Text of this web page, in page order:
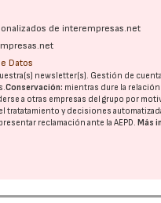
de interempresas.net
Datos
newsletter(s). Gestión de
Conservación: mientras dure la
a otras empresas del grupo por
y decisiones
reclamación ante laAEPD. Más